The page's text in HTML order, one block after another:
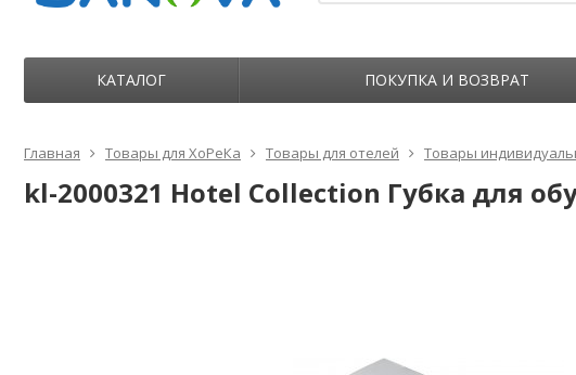
КАТАЛОГ ПОКУПКА И ВОЗВРАТ
Главная Товары для ХоРеКа Товары для отелей Товары
kl-2000321 Hotel Collection Губка для